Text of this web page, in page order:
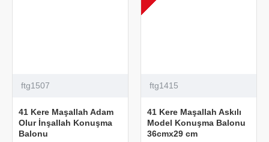
ftg1507
41 Kere Maşallah Adam
Olur İnşallah Konuşma
Balonu
ftg1415
41 Kere Maşallah Askılı
Model Konuşma Balonu
36cmx29 cm